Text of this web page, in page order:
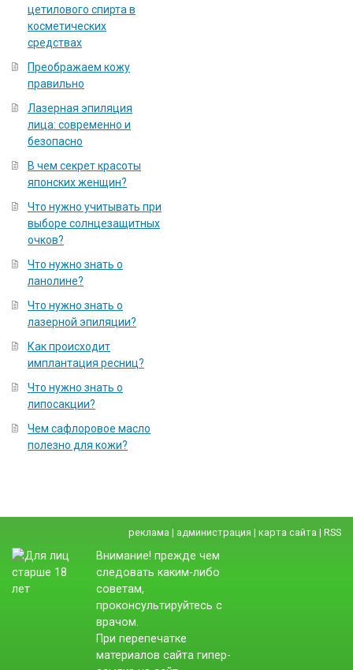
цетилового спирта в
косметических
средствах
Преображаем кожу
правильно
Лазерная эпиляция
лица: современно и
безопасно
В чем секрет красоты
японских женщин?
Что нужно учитывать при
выборе солнцезащитных
очков?
Что нужно знать о
ланолине?
Что нужно знать о
лазерной эпиляции?
Как происходит
имплантация ресниц?
Что нужно знать о
липосакции?
Чем сафлоровое масло
полезно для кожи?
реклама | администрация | карта сайта | RSS
Внимание! прежде чем
следовать каким-либо
советам,
проконсультируйтесь с
врачом.
При перепечатке
материалов сайта гипер-